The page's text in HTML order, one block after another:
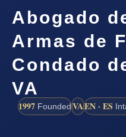
Abogado
Armas de
Condado
VA
1997 FoundedVAEN · ES